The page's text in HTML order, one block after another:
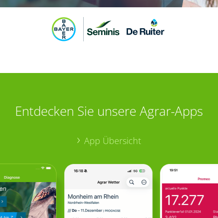
Entdecken Sie unsere Agrar-Apps
App Übersicht